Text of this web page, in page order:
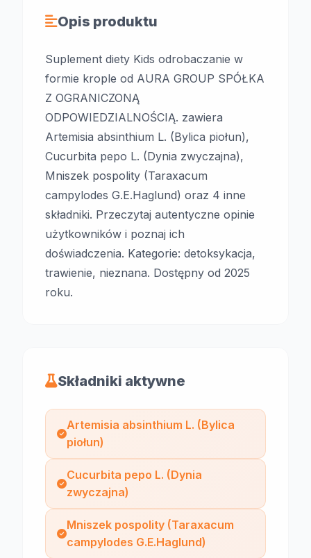
Opis produktu
Suplement diety Kids odrobaczanie w
formie krople od AURA GROUP SPÓŁKA
Z OGRANICZONĄ
ODPOWIEDZIALNOŚCIĄ. zawiera
Artemisia absinthium L. (Bylica piołun),
Cucurbita pepo L. (Dynia zwyczajna),
Mniszek pospolity (Taraxacum
campylodes G.E.Haglund) oraz 4 inne
składniki. Przeczytaj autentyczne opinie
użytkowników i poznaj ich
doświadczenia. Kategorie: detoksykacja,
trawienie, nieznana. Dostępny od 2025
roku.
Składniki aktywne
Artemisia absinthium L. (Bylica
piołun)
Cucurbita pepo L. (Dynia
zwyczajna)
Mniszek pospolity (Taraxacum
campylodes G.E.Haglund)